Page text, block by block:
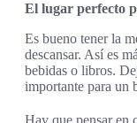
El lugar perfecto
Es bueno tener la
descansar. Así es
bebidas o libros.
importante para un